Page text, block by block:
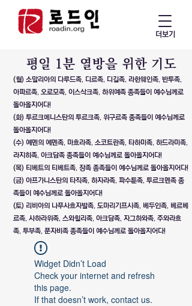
더보기
​평일 1분 열방을 위한 기도
(월) 소말리아의 다루드족, 디르족, 디길족, 라한웨인족, 반투족,
아파르족, 오로모족, 이스삭크족, 하위예족 종족들이 예수님께로
돌아올지어다!
(화) 투르크메니스탄의 투르크족, 위구르족 종족들이 예수님께로
돌아올지어다!
(수) 예멘의 예멘족, 마흐라족, 소코트란족, 타하미족, 하드라미족,
라지히족, 아크담족 종족들이 예수님께로 돌아올지어다!
(목) 티베트의 티베트족, 장족 종족들이 예수님께로 돌아올지어다!
(금) 아프가니스탄의 타직족, 하자라족, 파수툰족, 투르크멘족 종
족들이 예수님께로 돌아올지어다!
(토) 리비아의 나푸사흐자발족, 도마리기프시족, 베두인족, 베르베
르족, 사하라위족, 스와힐리족, 아크담족, 자그하와족, 주와라흐
족, 투부족, 푼자비족 종족들이 예수님께로 돌아올지어다!
Widget Didn’t Load
Check your internet and refresh
this page.
If that doesn’t work, contact us.